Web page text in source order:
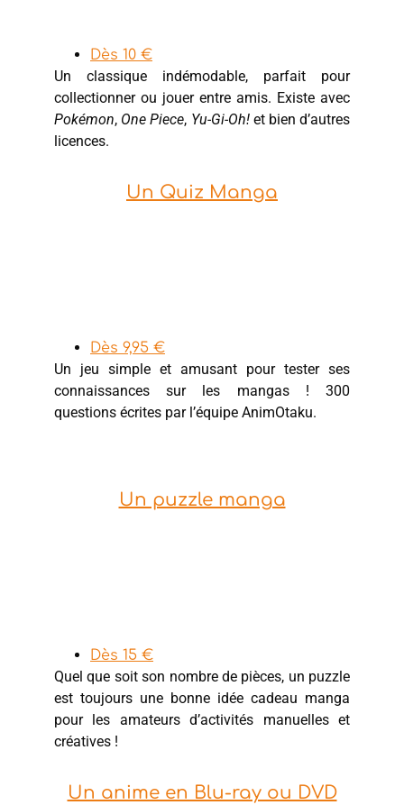
Dès 10 €
Un classique indémodable, parfait pour
collectionner ou jouer entre amis. Existe avec
Pokémon, One Piece, Yu-Gi-Oh!et bien d’autres
licences.
Un Quiz Manga
Dès 9,95 €
Un jeu simple et amusant pour tester ses
connaissances sur les mangas ! 300
questions écrites par l’équipe AnimOtaku.
Un puzzle manga
Dès 15 €
Quel que soit son nombre de pièces, un puzzle
est toujours une bonne idée cadeau manga
pour les amateurs d’activités manuelles et
créatives !
Un anime en Blu-ray ou DVD